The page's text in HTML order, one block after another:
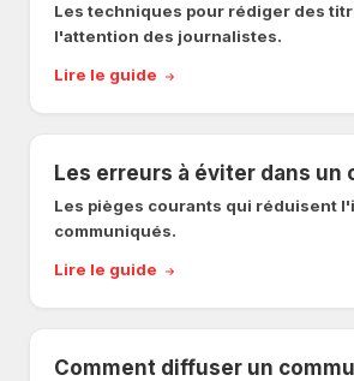
Les techniques pour rédiger des
l'attention des journalistes.
Lire le guide
Les erreurs à éviter dans un
Les pièges courants qui réduisent
communiqués.
Lire le guide
Comment diffuser un